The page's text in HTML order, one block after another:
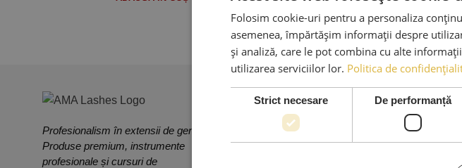
Profesionalism în extensii de gene.
Produse premium, instrumente
profesionale și cursuri de
Folosim cookie-uri pentru a personaliza
asemenea, împărtășim informații despre
și analiză, care le pot combina cu alte
utilizarea serviciilor lor. Politica de
Strict necesare De performanță